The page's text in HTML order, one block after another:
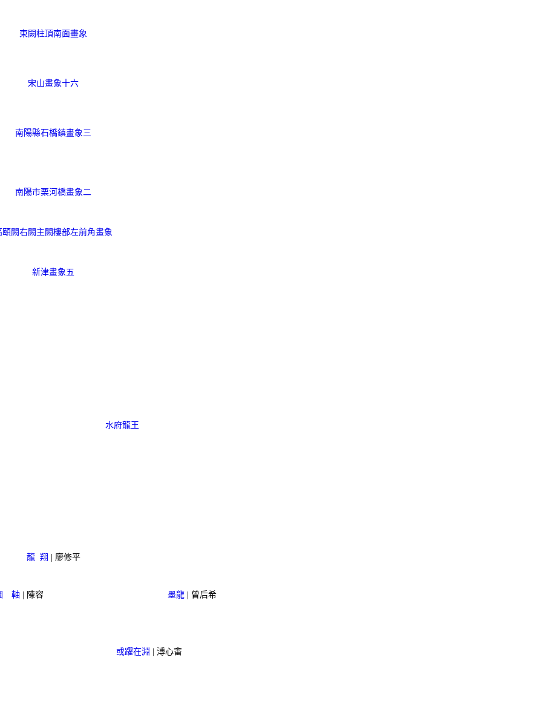
東闕柱頂南面畫象
宋山畫象十六
南陽縣石橋鎮畫象三
南陽市栗河橋畫象二
頤闕右闕主闕樓部左前角畫象
新津畫象五
水府龍王
龍 翔 | 廖修平
軸 | 陳容 墨龍 | 曾后希
或躍在淵 | 溥心畬